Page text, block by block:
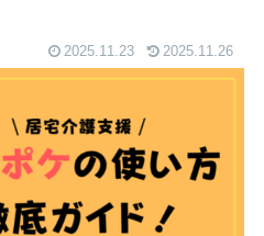
2025.11.23 2025.11.26